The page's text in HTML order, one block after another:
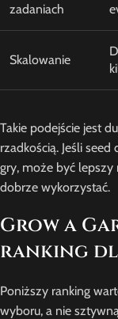
zadaniach
Skalowanie
Takie podejście jest
rzadkością. Jeśli
gry, może być lepszy
dobrze wykorzystać.
Grow a
ranking
Poniższy ranking
wyboru, a nie